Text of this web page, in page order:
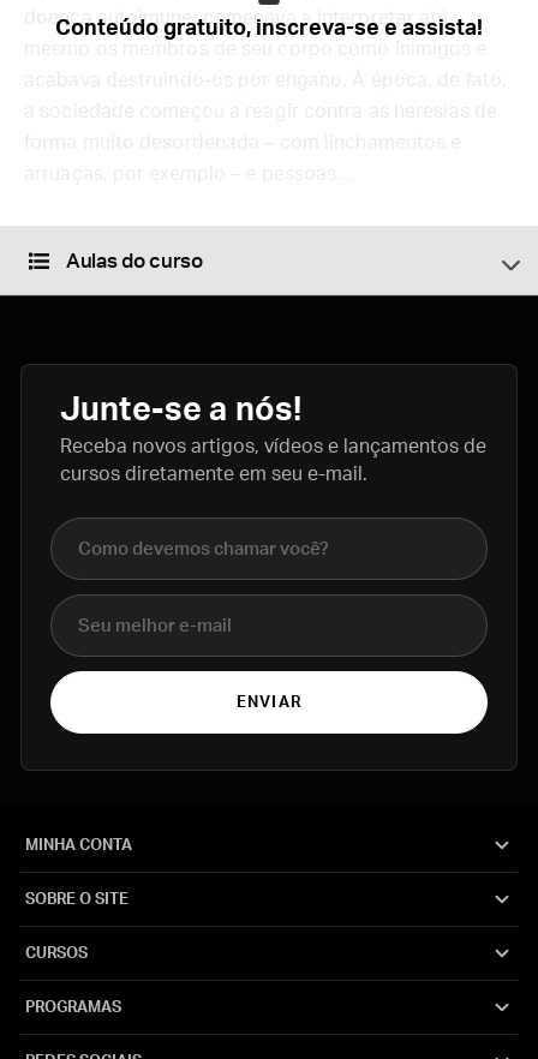
doença autoimune, começava a interpretar até
Conteúdo gratuito, inscreva-se e assista!
Aulas do curso
Junte-se a nós!
Receba novos artigos, vídeos e lançamentos de
cursos diretamente em seu e-mail.
Nome completo
E-mail
ENVIAR
MINHA CONTA
SOBRE O SITE
CURSOS
PROGRAMAS